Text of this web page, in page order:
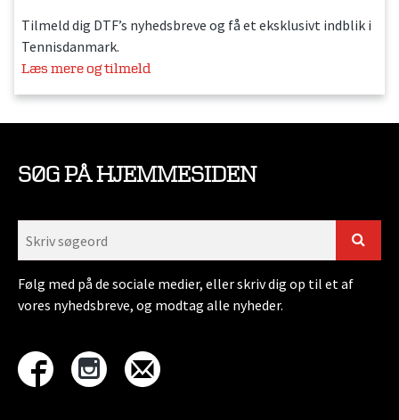
Tilmeld dig DTF’s nyhedsbreve og få et eksklusivt indblik i
Tennisdanmark.
Læs mere og tilmeld
SØG PÅ HJEMMESIDEN
Følg med på de sociale medier, eller skriv dig op til et af
vores nyhedsbreve, og modtag alle nyheder.